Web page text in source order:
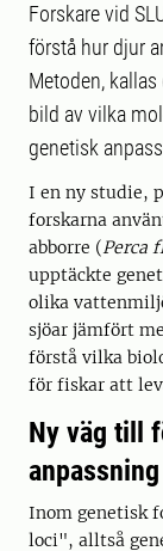
Forskare vid
förstå hur djur
Metoden,
bild av vilka
genetisk
I en ny studie,
forskarna
abborre (Perca
upptäckte
olika
sjöar jämfört
förstå vilka
för fiskar att
Ny väg till
anpassning
Inom genetisk
loci", alltså